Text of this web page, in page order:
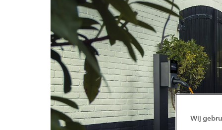
Ons bedrijf
Onze
medewerkers
Contact en
Route
Vacatures
Klantbeoordelingen
Vanaf € 23.750,-
Corolla Hatchback
HYBRIDE
Wij